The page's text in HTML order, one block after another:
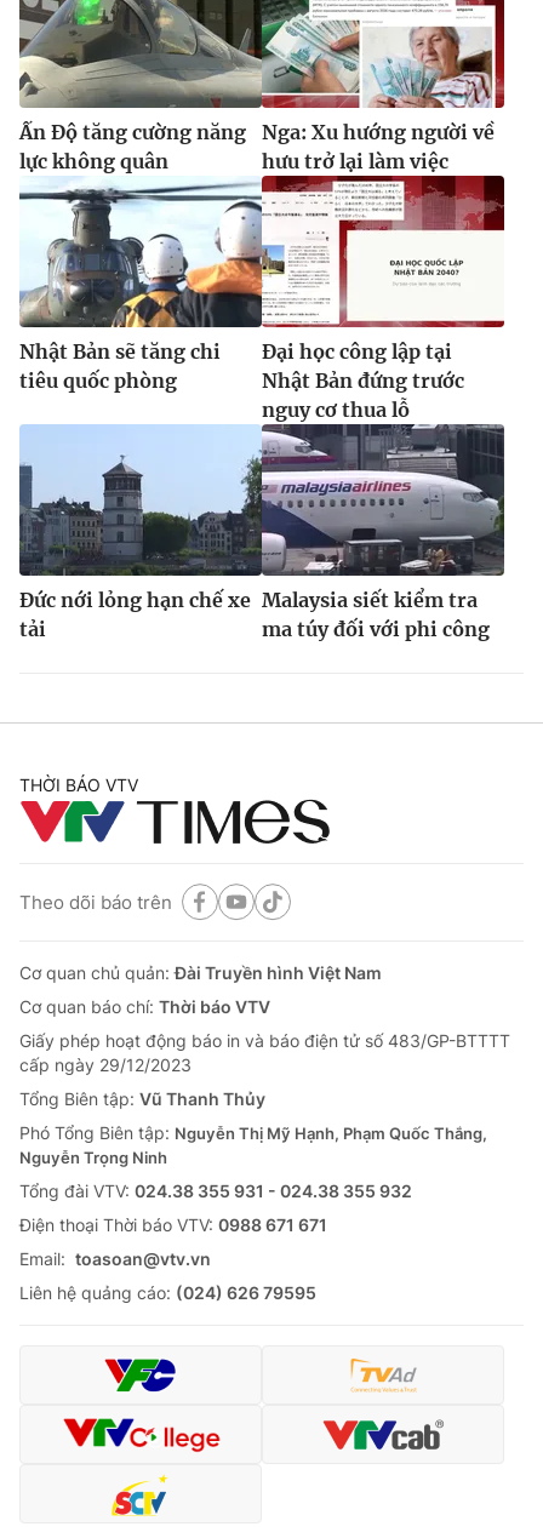
Ấn Độ tăng cường năng
lực không quân
Nga: Xu hướng người về
hưu trở lại làm việc
Nhật Bản sẽ tăng chi
tiêu quốc phòng
Đại học công lập tại
Nhật Bản đứng trước
nguy cơ thua lỗ
Đức nới lỏng hạn chế xe
tải
Malaysia siết kiểm tra
ma túy đối với phi công
THỜI BÁO VTV
Theo dõi báo trên
Cơ quan chủ quản:Đài Truyền hình Việt Nam
Cơ quan báo chí: Thời báo VTV
Giấy phép hoạt động báo in và báo điện tử số 483/GP-BTTTT
cấp ngày 29/12/2023
Tổng Biên tập: Vũ Thanh Thủy
Phó Tổng Biên tập: Nguyễn Thị Mỹ Hạnh, Phạm Quốc Thắng,
Nguyễn Trọng Ninh
Tổng đài VTV: 024.38 355 931 - 024.38 355 932
Ðiện thoại Thời báo VTV: 0988 671 671
Email: toasoan@vtv.vn
Liên hệ quảng cáo: (024) 626 79595